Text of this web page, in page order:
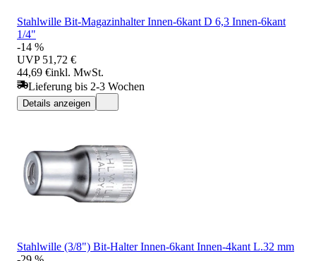
Stahlwille Bit-Magazinhalter Innen-6kant D 6,3 Innen-6kant
1/4"
-14 %
UVP 51,72 €
44,69 €inkl. MwSt.
Lieferung bis 2-3 Wochen
Details anzeigen
Stahlwille (3/8") Bit-Halter Innen-6kant Innen-4kant L.32 mm